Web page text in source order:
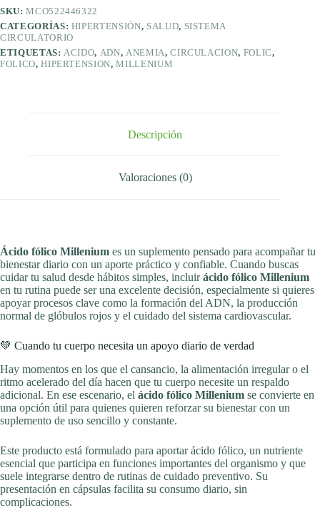
SKU:MCO522446322
CATEGORÍAS: HIPERTENSIÓN, SALUD, SISTEMA
CIRCULATORIO
ETIQUETAS: ACIDO, ADN, ANEMIA,CIRCULACION, FOLIC,
FOLICO,HIPERTENSION,MILLENIUM
Descripción
Valoraciones (0)
Ácido fólico Millenium es un suplemento pensado para acompañar tu
bienestar diario con un aporte práctico y confiable. Cuando buscas
cuidar tu salud desde hábitos simples, incluirácido fólico Millenium
en tu rutina puede ser una excelente decisión, especialmente si quieres
apoyar procesos clave como la formación del ADN, la producción
normal de glóbulos rojos y el cuidado del sistema cardiovascular.
💚 Cuando tu cuerpo necesita un apoyo diario de verdad
Hay momentos en los que el cansancio, la alimentación irregular o el
ritmo acelerado del día hacen que tu cuerpo necesite un respaldo
adicional. En ese escenario, el ácido fólico Millenium se convierte en
una opción útil para quienes quieren reforzar su bienestar con un
suplemento de uso sencillo y constante.
Este producto está formulado para aportar ácido fólico, un nutriente
esencial que participa en funciones importantes del organismo y que
suele integrarse dentro de rutinas de cuidado preventivo. Su
presentación en cápsulas facilita su consumo diario, sin
complicaciones.